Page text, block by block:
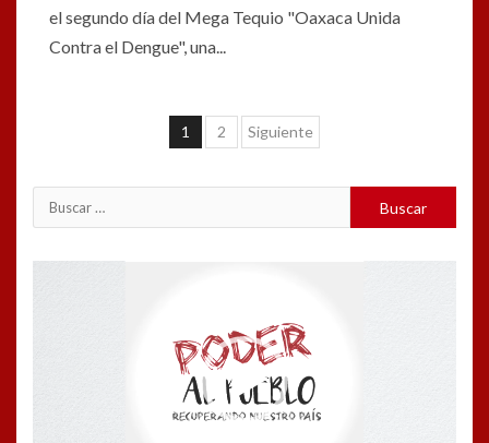
el segundo día del Mega Tequio "Oaxaca Unida
Contra el Dengue", una...
Navegación
1 2 Siguiente
Buscar: